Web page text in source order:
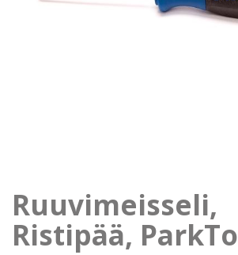
Ruuvimeisseli,
Ristipää,